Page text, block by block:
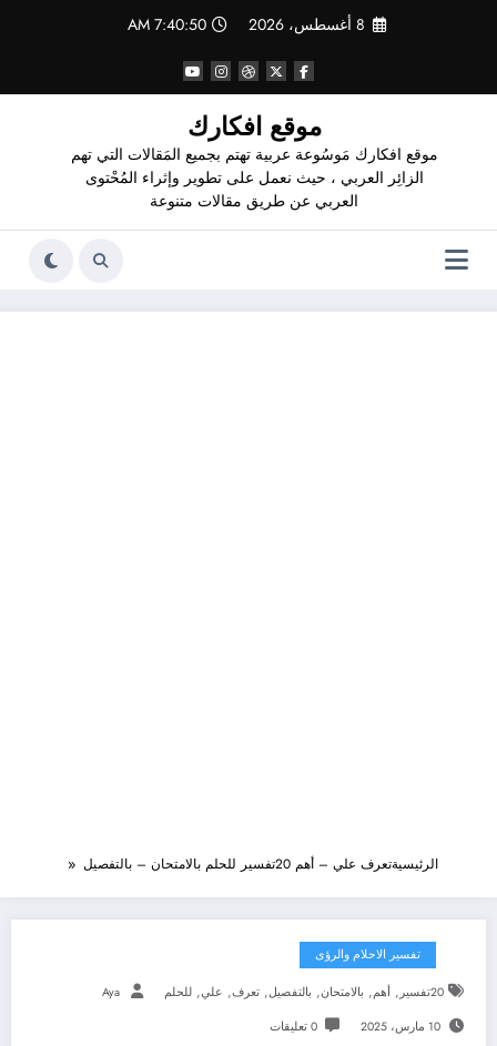
8 أغسطس، 2026 7:40:51 AM
موقع افكارك
موقع افكارك مَوسُوعة عربية تهتم بجميع المَقالات التي تهم
الزائِر العربي ، حيث نعمل على تطوير وإثراء المُحْتوى
العربي عن طريق مقالات متنوعة
الرئيسيةتعرف علي – أهم 20تفسير للحلم بالامتحان – بالتفصيل
تفسير الاحلام والرؤى
20تفسير , أهم, بالامتحان, بالتفصيل, تعرف, علي, للحلم Aya
10 مارس، 2025 0 تعليقات